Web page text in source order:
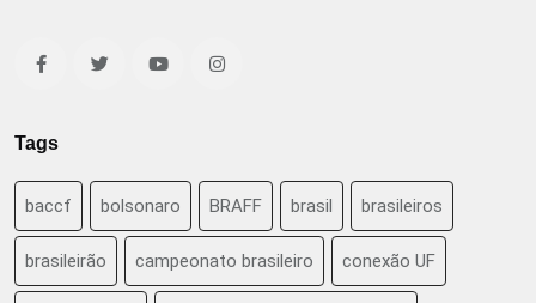
Tags
baccf bolsonaro BRAFF brasil brasileiros
brasileirão campeonato brasileiro conexão UF